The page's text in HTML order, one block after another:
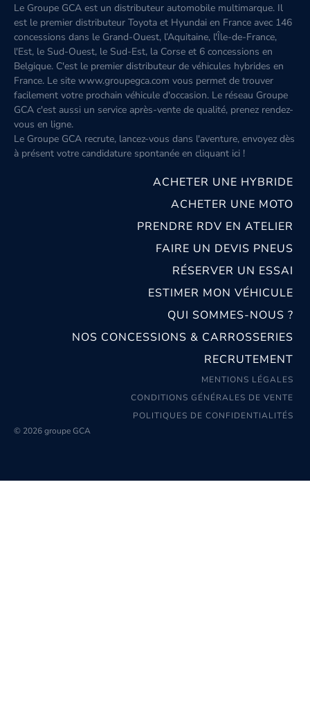
Le Groupe GCA est un distributeur automobile multimarque. Il
est le premier distributeur Toyota et Hyundai en France avec 146
concessions dans le Grand-Ouest, l’Aquitaine, l'Île-de-France,
l'Est, le Sud-Ouest, le Sud-Est, la Corse et 6 concessions en
Belgique. C'est le premier distributeur de véhicules hybrides en
France. Le site www.groupegca.com vous permet de trouver
facilement votre prochain véhicule d'occasion. Le réseau Groupe
GCA c'est aussi un service après-vente de qualité, prenez rendez-
vous en ligne.
Le Groupe GCA recrute, lancez-vous dans l'aventure, envoyez dès
à présent votre candidature spontanée en cliquant ici !
ACHETER UNE HYBRIDE
ACHETER UNE MOTO
PRENDRE RDV EN ATELIER
FAIRE UN DEVIS PNEUS
RÉSERVER UN ESSAI
ESTIMER MON VÉHICULE
QUI SOMMES-NOUS ?
NOS CONCESSIONS & CARROSSERIES
RECRUTEMENT
MENTIONS LÉGALES
CONDITIONS GÉNÉRALES DE VENTE
POLITIQUES DE CONFIDENTIALITÉS
© 2026 groupe GCA